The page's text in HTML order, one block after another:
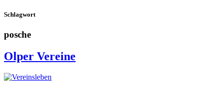
Schlagwort
posche
Olper Vereine